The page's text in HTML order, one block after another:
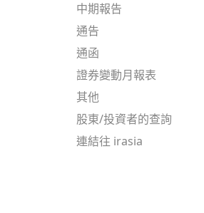
中期報告
通告
通函
證券變動月報表
其他
股東/投資者的查詢
連結往 irasia